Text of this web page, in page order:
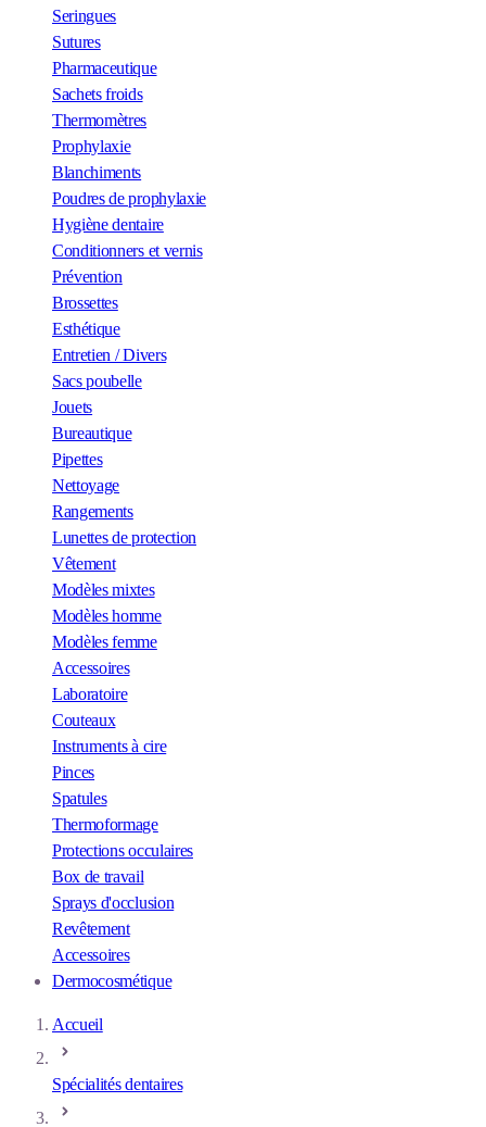
Seringues
Sutures
Pharmaceutique
Sachets froids
Thermomètres
Prophylaxie
Blanchiments
Poudres de prophylaxie
Hygiène dentaire
Conditionners et vernis
Prévention
Brossettes
Esthétique
Entretien / Divers
Sacs poubelle
Jouets
Bureautique
Pipettes
Nettoyage
Rangements
Lunettes de protection
Vêtement
Modèles mixtes
Modèles homme
Modèles femme
Accessoires
Laboratoire
Couteaux
Instruments à cire
Pinces
Spatules
Thermoformage
Protections occulaires
Box de travail
Sprays d'occlusion
Revêtement
Accessoires
Dermocosmétique
Accueil
Spécialités dentaires